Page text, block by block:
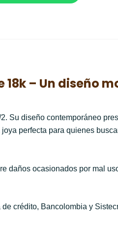
– Un diseño
Su diseño contemporáneo
perfecta para quienes
daños ocasionados por mal
crédito, Bancolombia y